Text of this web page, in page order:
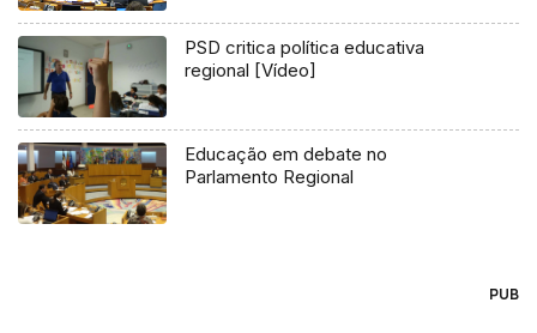
PSD critica política educativa
regional [Vídeo]
Educação em debate no
Parlamento Regional
PUB